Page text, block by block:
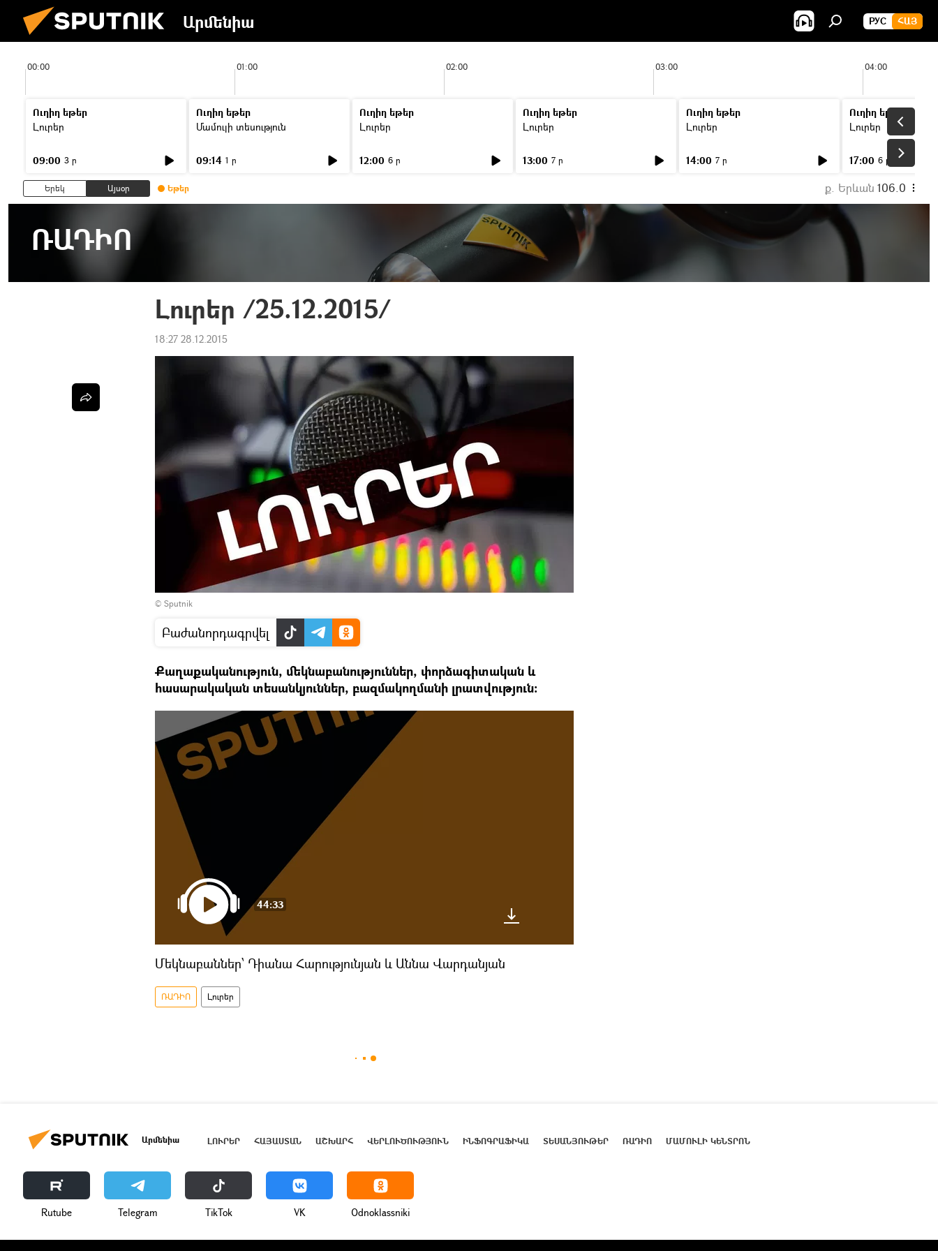
Արմենիա РУС ՀԱՅ
00:00 01:00 02:00 03:00 04:00
Ուղիղ եթեր
Լուրեր
09:00 3 ր
Ուղիղ եթեր
Մամուլի տեսություն
09:14 1 ր
Ուղիղ եթեր
Լուրեր
12:00 6 ր
Ուղիղ եթեր
Լուրեր
13:00 7 ր
Ուղիղ եթեր
Լուրեր
14:00 7 ր
Ուղիղ եթեր
Լուրեր
17:00 6 ր
Երեկ Այսօր Եթեր ք. Երևան 106.0
ՌԱԴԻՈ
Լուրեր /25.12.2015/
18:27 28.12.2015
© Sputnik
Բաժանորդագրվել
Քաղաքականություն, մեկնաբանություններ, փորձագիտական և
հասարակական տեսանկյուններ, բազմակողմանի լրատվություն:
44:33
Մեկնաբաններ՝ Դիանա Հարությունյան և Աննա Վարդանյան
ՌԱԴԻՈ Լուրեր
Արմենիա ԼՈՒՐԵՐ ՀԱՅԱՍՏԱՆ ԱՇԽԱՐՀ ՎԵՐԼՈՒԾՈՒԹՅՈՒՆ ԻՆՖՈԳՐԱՖԻԿԱ ՏԵՍԱՆՅՈՒԹԵՐ ՌԱԴԻՈ ՄԱՄՈՒԼԻ ԿԵՆՏՐՈՆ
Rutube Telegram ТikТоk VK Odnoklassniki